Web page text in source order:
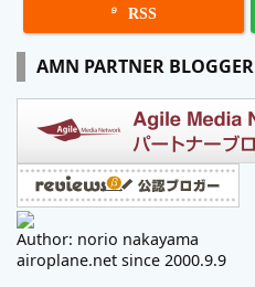
 RSS
AMN PARTNER BLOGGER
Author: norio nakayama
airoplane.net since 2000.9.9